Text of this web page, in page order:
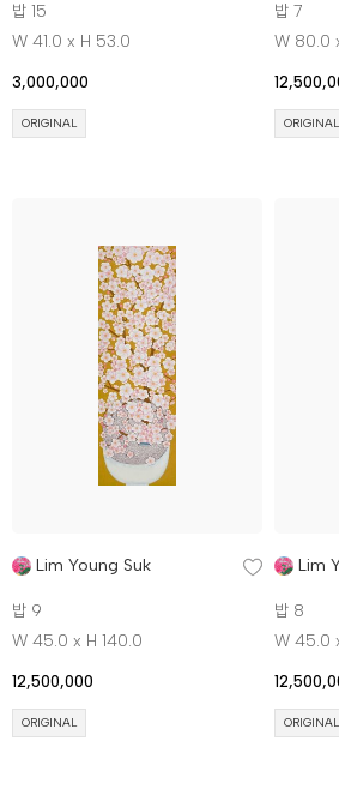
밥 15
W 41.0 x H 53.0
3,000,000
ORIGINAL
밥 7
W 80.0
ORIGINAL
Lim Young Suk
밥 9
W 45.0 x H 140.0
12,500,000
ORIGINAL
Lim
밥 8
W 45.0
ORIGINAL